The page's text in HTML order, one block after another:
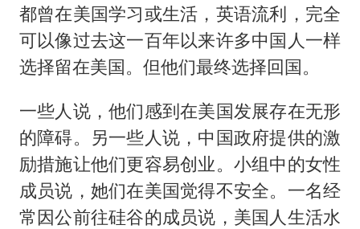
都曾在美国学习或生活，英语流利，完全
可以像过去这一百年以来许多中国人一样
选择留在美国。但他们最终选择回国。
一些人说，他们感到在美国发展存在无形
的障碍。另一些人说，中国政府提供的激
励措施让他们更容易创业。小组中的女性
成员说，她们在美国觉得不安全。一名经
常因公前往硅谷的成员说，美国人生活水